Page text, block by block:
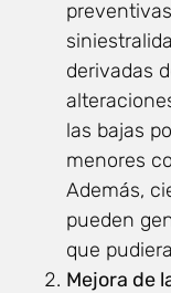
derivadas
las bajas
menores
Además,
pueden
que
Mejora de